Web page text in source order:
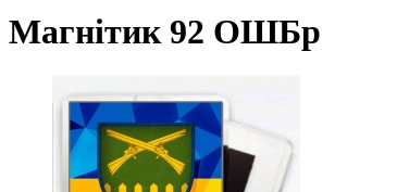
Магнітик 92 ОШБр